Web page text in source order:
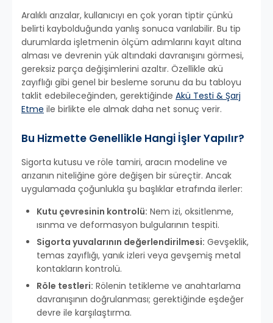
Aralıklı arızalar, kullanıcıyı en çok yoran tiptir çünkü
belirti kaybolduğunda yanlış sonuca varılabilir. Bu tip
durumlarda işletmenin ölçüm adımlarını kayıt altına
alması ve devrenin yük altındaki davranışını görmesi,
gereksiz parça değişimlerini azaltır. Özellikle akü
zayıflığı gibi genel bir besleme sorunu da bu tabloyu
taklit edebileceğinden, gerektiğinde Akü Testi & Şarj
Etme ile birlikte ele almak daha net sonuç verir.
Bu Hizmette Genellikle Hangi İşler Yapılır?
Sigorta kutusu ve röle tamiri, aracın modeline ve
arızanın niteliğine göre değişen bir süreçtir. Ancak
uygulamada çoğunlukla şu başlıklar etrafında ilerler:
Kutu çevresinin kontrolü: Nem izi, oksitlenme,
ısınma ve deformasyon bulgularının tespiti.
Sigorta yuvalarının değerlendirilmesi: Gevşeklik,
temas zayıflığı, yanık izleri veya gevşemiş metal
kontakların kontrolü.
Röle testleri: Rölenin tetikleme ve anahtarlama
davranışının doğrulanması; gerektiğinde eşdeğer
devre ile karşılaştırma.